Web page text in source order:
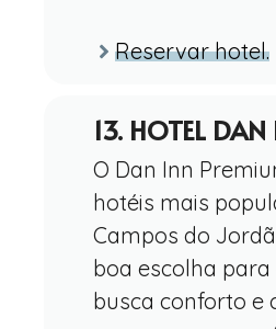
Reservar hotel.
13. HOTEL
O Dan Inn
hotéis mais
Campos do
boa escolha para
busca conforto e